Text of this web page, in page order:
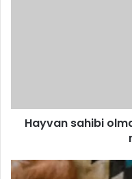
Hayvan sahibi